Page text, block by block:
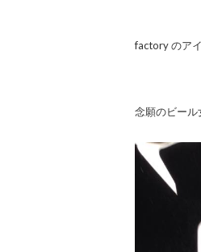
factory のア
念願のビール